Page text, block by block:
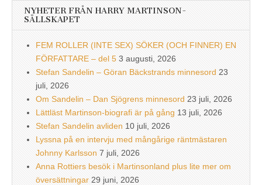
NYHETER FRÅN HARRY MARTINSON-
SÄLLSKAPET
FEM ROLLER (INTE SEX) SÖKER (OCH FINNER) EN
FÖRFATTARE – del 5 3 augusti, 2026
Stefan Sandelin – Göran Bäckstrands minnesord 23
juli, 2026
Om Sandelin – Dan Sjögrens minnesord 23 juli, 2026
Lättläst Martinson-biografi är på gång 13 juli, 2026
Stefan Sandelin avliden 10 juli, 2026
Lyssna på en intervju med mångårige räntmästaren
Johnny Karlsson 7 juli, 2026
Anna Rottiers besök i Martinsonland plus lite mer om
översättningar 29 juni, 2026